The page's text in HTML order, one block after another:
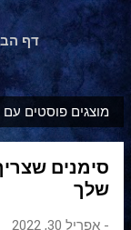
דף
ר
ש
מוצגים פוסטים עם
סימנים
שלך
- אפריל 30, 2022